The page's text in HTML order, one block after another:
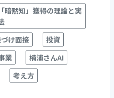
暗黙知」獲得の理論と実
け面接
投資
業
楠浦さんAI
考え方